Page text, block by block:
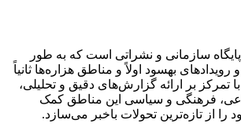
سازمانی و نشراتی است که به طور
بهسود اولاً و مناطق هزاره‌ها ثانیاً
تمرکز بر ارائه گزارش‌های دقیق و تحلیلی،
فرهنگی و سیاسی این مناطق کمک
از تازه‌ترین تحولات باخبر می‌سازد.